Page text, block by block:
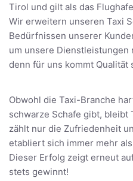
Tirol und gilt als das
Wir erweitern unseren Taxi
Bedürfnissen unserer
um unsere Dienstleistungen
denn für uns kommt Qualität
Obwohl die Taxi-Branche
schwarze Schafe gibt, bleibt
zählt nur die Zufriedenheit
etabliert sich immer mehr
Dieser Erfolg zeigt erneut
stets gewinnt!